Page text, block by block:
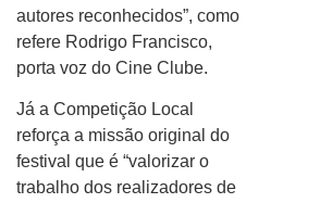
autores reconhecidos”, como
refere Rodrigo Francisco,
porta voz do Cine Clube.
Já a Competição Local
reforça a missão original do
festival que é “valorizar o
trabalho dos realizadores de